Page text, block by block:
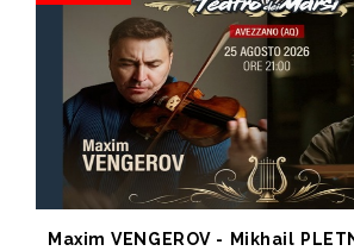
Maxim VENGEROV - Mikhail